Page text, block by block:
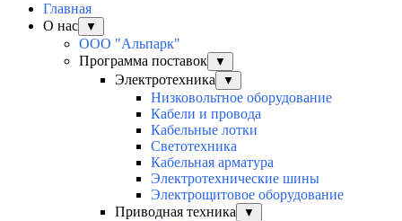
Главная
О нас
▼
ООО "Альпарк"
Программа поставок
▼
Электротехника ▼
Низковольтное оборудование
Кабели и провода
Кабельные лотки
Светотехника
Кабельная арматура
Электротехнические шины
Электрощитовое оборудование
Приводная техника
▼